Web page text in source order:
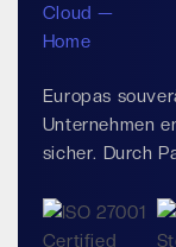
Europas
Unternehmen
sicher. Durch